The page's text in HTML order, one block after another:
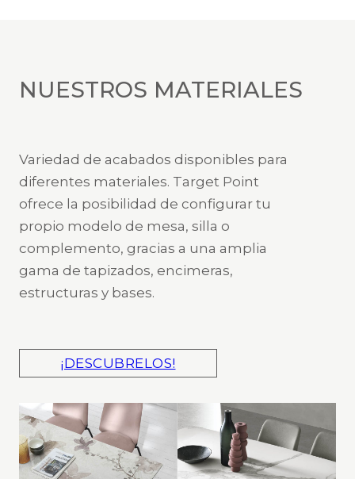
NUESTROS MATERIALES
Variedad de acabados disponibles para
diferentes materiales. Target Point
ofrece la posibilidad de configurar tu
propio modelo de mesa, silla o
complemento, gracias a una amplia
gama de tapizados, encimeras,
estructuras y bases.
¡DESCUBRELOS!